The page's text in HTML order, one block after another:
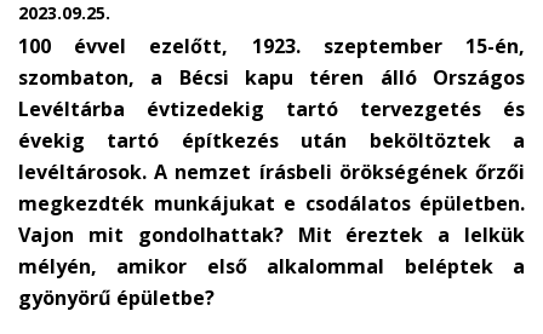
n
k
s
e
n
d
s
e
-
2023.09.25.
100 évvel ezelőtt, 1923. szeptember 15-én,
szombaton, a Bécsi kapu téren álló Országos
Levéltárba évtizedekig tartó tervezgetés és
évekig tartó építkezés után beköltöztek a
levéltárosok. A nemzet írásbeli örökségének őrzői
megkezdték munkájukat e csodálatos épületben.
Vajon mit gondolhattak? Mit éreztek a lelkük
mélyén, amikor első alkalommal beléptek a
gyönyörű épületbe?